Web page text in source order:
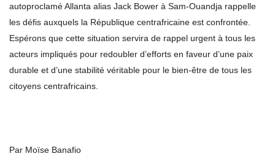
autoproclamé Allanta alias Jack Bower à Sam-Ouandja rappelle
les défis auxquels la République centrafricaine est confrontée.
Espérons que cette situation servira de rappel urgent à tous les
acteurs impliqués pour redoubler d’efforts en faveur d’une paix
durable et d’une stabilité véritable pour le bien-être de tous les
citoyens centrafricains.
Par Moïse Banafio